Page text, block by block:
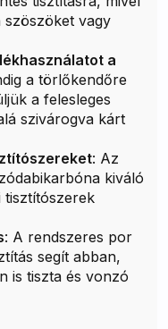
szöszöket vagy
a
a törlőkendőre
a felesleges
szivárogva kárt
: Az
kiváló
tisztítószerek
: A rendszeres por
segít abban,
is tiszta és vonzó